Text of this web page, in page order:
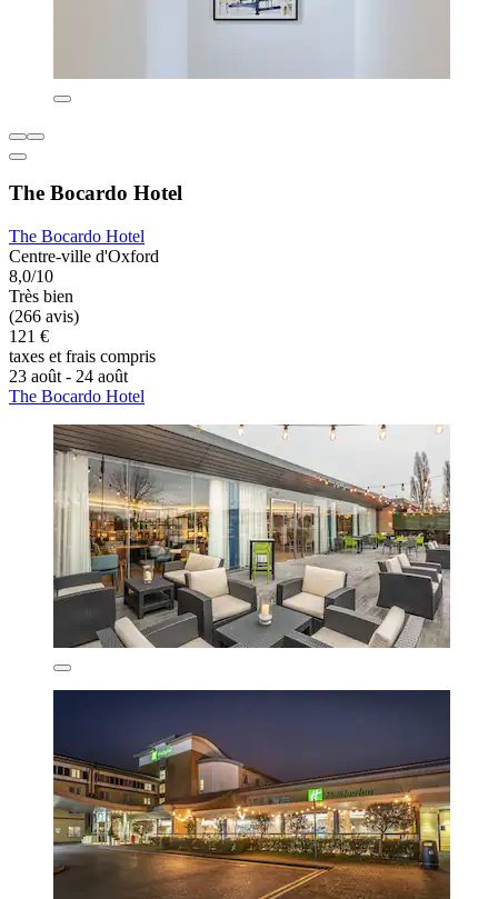
The Bocardo Hotel
The Bocardo Hotel
Centre-ville d'Oxford
8,0/10
Très bien
(266 avis)
121 €
taxes et frais compris
23 août - 24 août
The Bocardo Hotel